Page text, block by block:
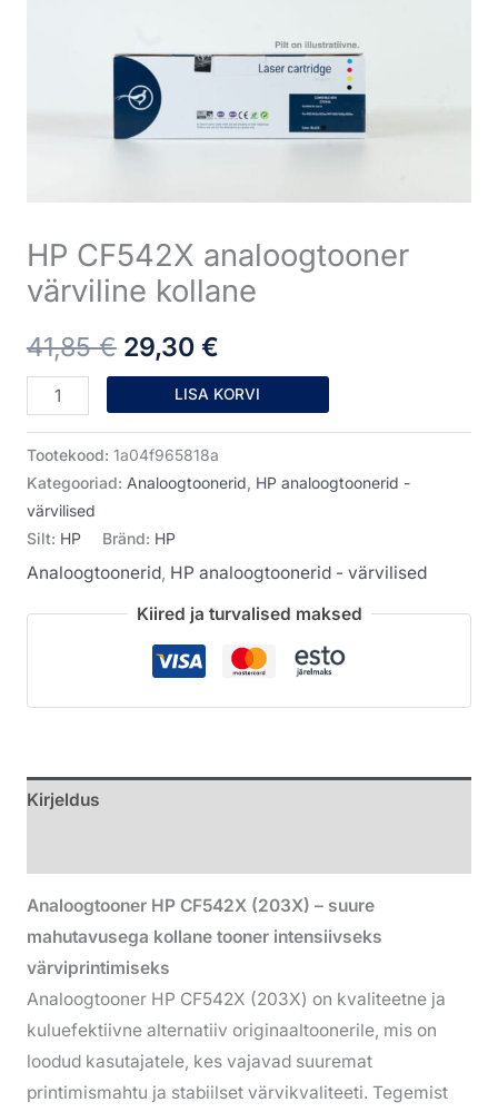
HP CF542X analoogtooner
värviline kollane
41,85€
41,85 €.
29,30 €
29,30 €.
LISA KORVI
Tootekood: 1a04f965818a
Kategooriad: Analoogtoonerid HP analoogtoonerid -
värvilised
Silt: HP Bränd: HP
Analoogtoonerid, HP analoogtoonerid - värvilised
Kiired ja turvalised maksed
Kirjeldus
Analoogtooner HP CF542X (203X) – suure
mahutavusega kollane tooner intensiivseks
värviprintimiseks
Analoogtooner HP CF542X (203X) on kvaliteetne ja
kuluefektiivne alternatiiv originaaltoonerile, mis on
loodud kasutajatele, kes vajavad suuremat
printimismahtu ja stabiilset värvikvaliteeti. Tegemist